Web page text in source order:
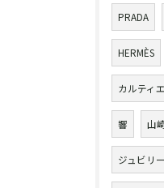
PRADA
HERMÈS
カルティエ
響 山
ジュビリー